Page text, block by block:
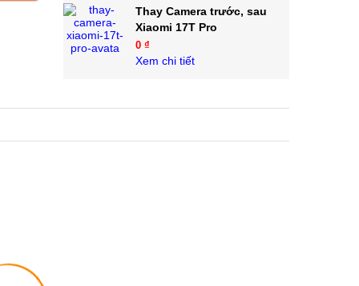
Thay Camera trước, sau
Xiaomi 17T Pro
0 ₫
Xem chi tiết